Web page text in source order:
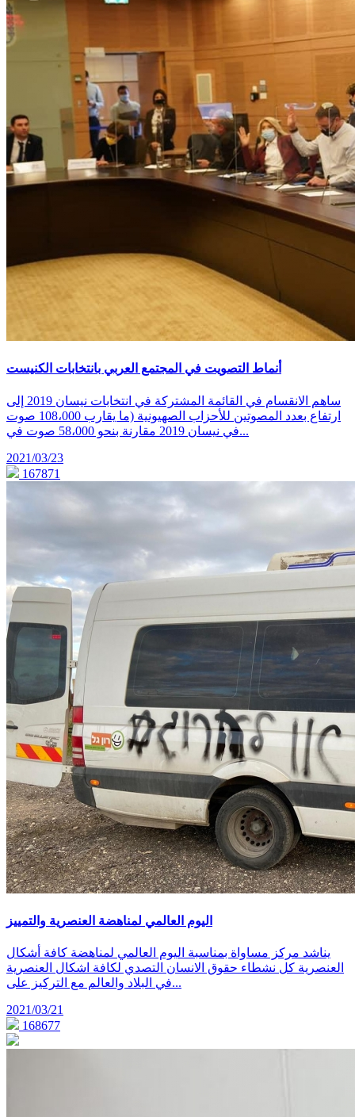
أنماط التصويت في المجتمع العربي بانتخابات الكنيست
ساهم الانقسام في القائمة المشتركة في انتخابات نيسان 2019 إلى
ارتفاع بعدد المصوتين للأحزاب الصهيونية (ما يقارب 108،000 صوت
في نيسان 2019 مقارنة بنحو 58،000 صوت في...
2021/03/23
167871
اليوم العالمي لمناهضة العنصرية والتمييز
يناشد مركز مساواة بمناسبة اليوم العالمي لمناهضة كافة أشكال
العنصرية كل نشطاء حقوق الانسان التصدي لكافة اشكال العنصرية
في البلاد والعالم مع التركيز على...
2021/03/21
168677